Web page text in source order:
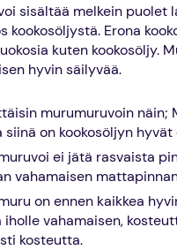
sisältää melkein puolet
kookosöljystä. Erona
kuten kookosöljy.
hyvin säilyvää.
murumuruvoin
siinä on kookosöljyn
ei jätä rasvaista
vahamaisen
on ennen kaikkea
iholle vahamaisen,
kosteutta.